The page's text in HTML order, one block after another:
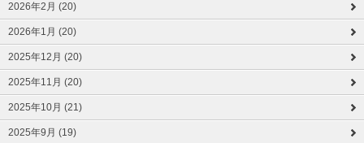
2026年2月 (20)
2026年1月 (20)
2025年12月 (20)
2025年11月 (20)
2025年10月 (21)
2025年9月 (19)